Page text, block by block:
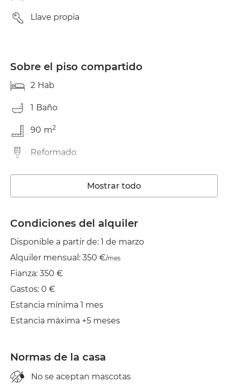
Llave propia
Sobre el piso compartido
2 Hab
1 Baño
90 m2
Reformado
Lavadora
Ascensor
Piscina Comunitaria
Wifi
Jardín/Terraza
Balcón
Plancha
Aire acond.
Mostrar todo
Condiciones del alquiler
Disponible a partir de: 1 de marzo
Alquiler mensual: 350 €/mes
Fianza: 350 €
Gastos: 0 €
Estancia mínima 1 mes
Estancia máxima +5 meses
Normas de la casa
No se aceptan mascotas